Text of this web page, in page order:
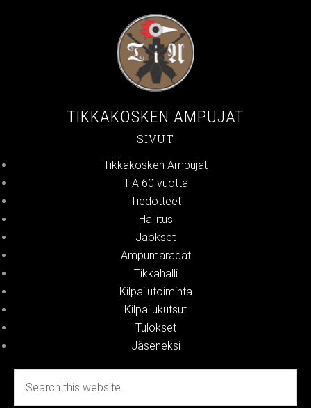
TIKKAKOSKEN AMPUJAT
SIVUT
Tikkakosken Ampujat
TiA 60 vuotta
Tiedotteet
Hallitus
Jaokset
Ampumaradat
Tikkahalli
Kilpailutoiminta
Kilpailukutsut
Tulokset
Jäseneksi